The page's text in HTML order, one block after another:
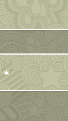
*